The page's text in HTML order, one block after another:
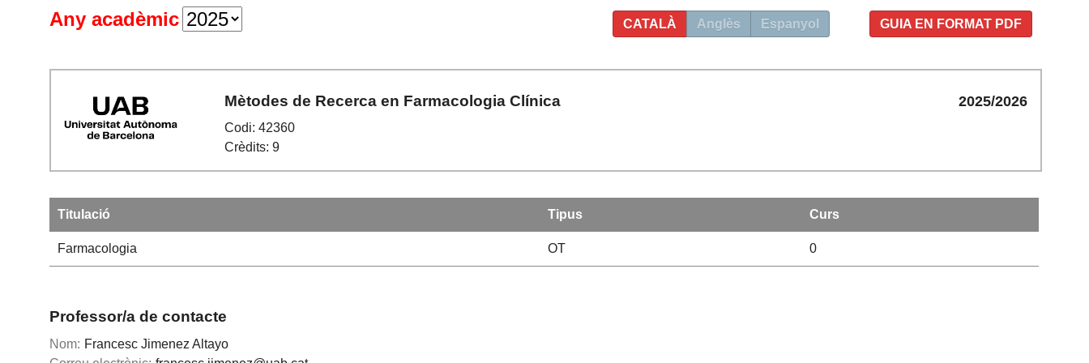
GUIA EN FORMAT PDF
CATALÀ Anglès Espanyol
Any acadèmic
Mètodes de Recerca en Farmacologia Clínica
Codi: 42360
Crèdits: 9
2025/2026
Titulació Tipus Curs
Farmacologia OT 0
Professor/a de contacte
Nom: Francesc Jimenez Altayo